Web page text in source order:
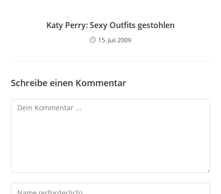
Katy Perry: Sexy Outfits gestohlen
15. Juli 2009
Schreibe einen Kommentar
Kommentieren
Gib